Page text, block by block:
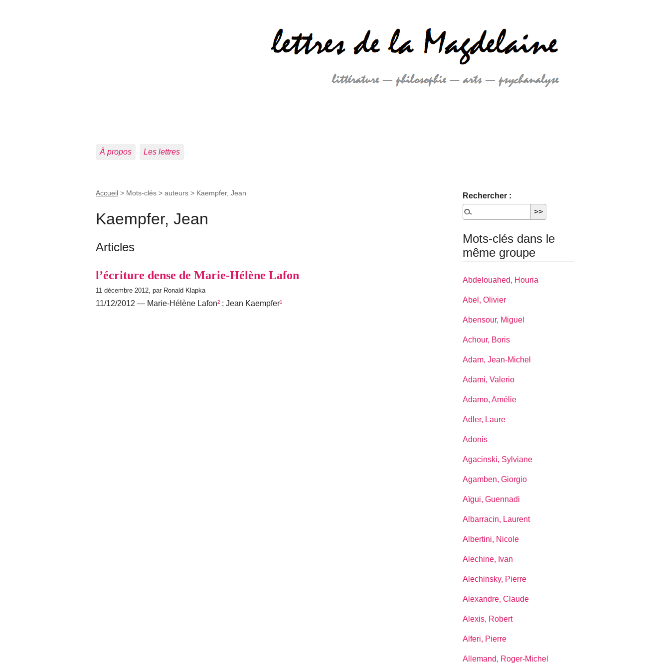
À propos Les lettres
Accueil > Mots-clés > auteurs > Kaempfer, Jean
Kaempfer, Jean
Articles
l’écriture dense de Marie-Hélène Lafon
11 décembre 2012, par Ronald Klapka
11/12/2012 — Marie-Hélène Lafon² ; Jean Kaempfer¹
Rechercher :
Mots-clés dans le
même groupe
Abdelouahed, Houria
Abel, Olivier
Abensour, Miguel
Achour, Boris
Adam, Jean-Michel
Adami, Valerio
Adamo, Amélie
Adler, Laure
Adonis
Agacinski, Sylviane
Agamben, Giorgio
Aïgui, Guennadi
Albarracin, Laurent
Albertini, Nicole
Alechine, Ivan
Alechinsky, Pierre
Alexandre, Claude
Alexis, Robert
Alferi, Pierre
Allemand, Roger-Michel